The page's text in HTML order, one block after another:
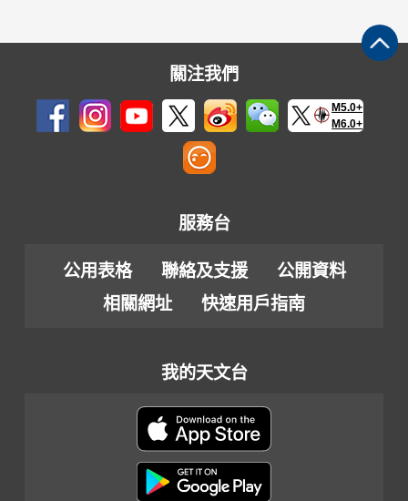
關注我們
M5.0+
M6.0+
服務台
公用表格 聯絡及支援
公開資料
相關網址
快速用戶指南
我的天文台